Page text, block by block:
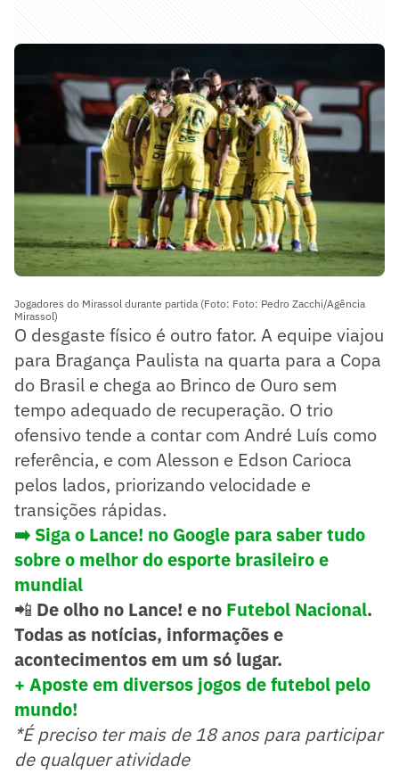
Jogadores do Mirassol durante partida (Foto: Foto: Pedro Zacchi/Agência
Mirassol)
O desgaste físico é outro fator. A equipe viajou
para Bragança Paulista na quarta para a Copa
do Brasil e chega ao Brinco de Ouro sem
tempo adequado de recuperação. O trio
ofensivo tende a contar com André Luís como
referência, e com Alesson e Edson Carioca
pelos lados, priorizando velocidade e
transições rápidas.
➡️ Siga o Lance! no Google para saber tudo
sobre o melhor do esporte brasileiro e
mundial
📲 De olho no Lance! e no Futebol Nacional.
Todas as notícias, informações e
acontecimentos em um só lugar.
+ Aposte em diversos jogos de futebol pelo
mundo!
*É preciso ter mais de 18 anos para participar
de qualquer atividade